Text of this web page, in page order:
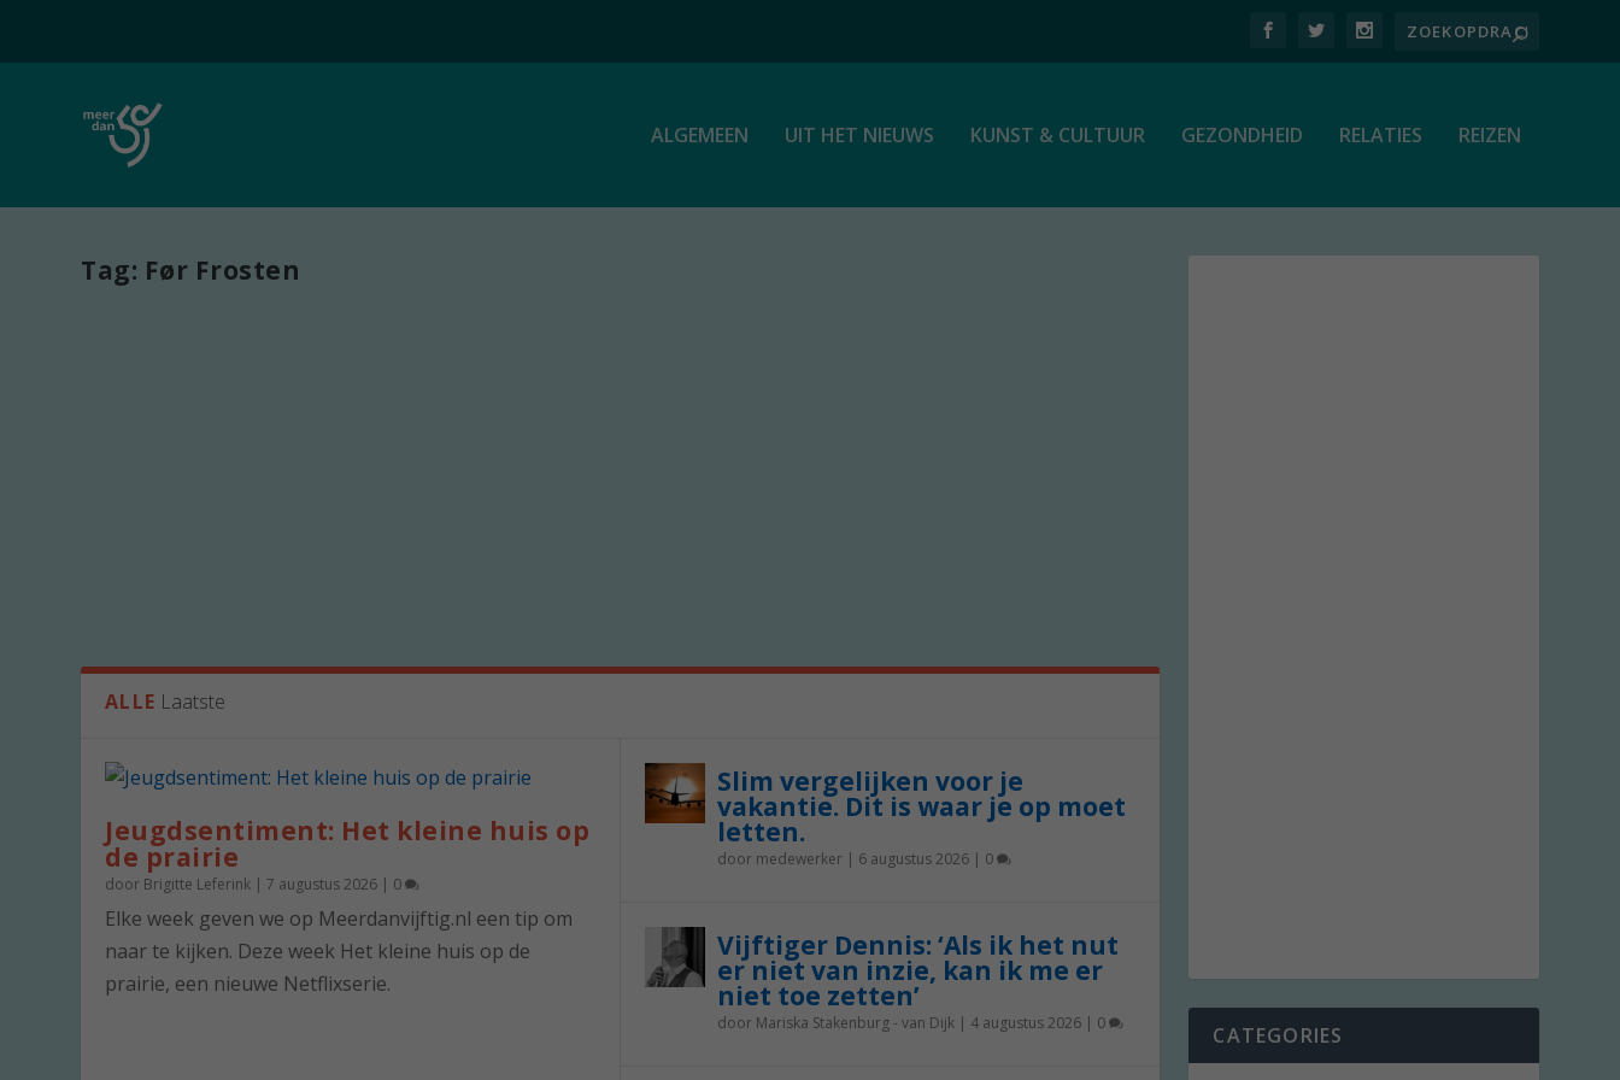
ALGEMEEN UIT HET NIEUWS KUNST & CULTUUR GEZONDHEID RELATIES REIZEN
Tag: Før Frosten
ALLE Laatste
Jeugdsentiment: Het kleine huis op
de prairie
door Brigitte Leferink |7 augustus 2026 | 0
Elke week geven we op Meerdanvijftig.nl een tip om
naar te kijken. Deze week Het kleine huis op de
prairie, een nieuwe Netflixserie.
Slim vergelijken voor je
vakantie. Dit is waar je op moet
letten.
door medewerker| 6 augustus 2026| 0
Vijftiger Dennis: ‘Als ik het nut
er niet van inzie, kan ik me er
niet toe zetten’
door Mariska Stakenburg - van Dijk| 4 augustus 2026| 0 CATEGORIES